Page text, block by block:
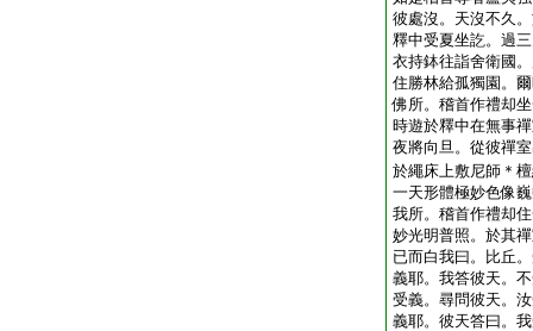
彼處沒。天沒不久
釋中受夏坐訖。過
衣持鉢往詣舍衛國
住勝林給孤獨園。
佛所。稽首作禮却
時遊於釋中在無事
夜將向旦。從彼禪
於繩床上敷尼師＊
一天形體極妙色像
我所。稽首作禮却
妙光明普照。於其
已而白我曰。比丘
義耶。我答彼天。
受義。尋問彼天。
義耶。彼天答曰。